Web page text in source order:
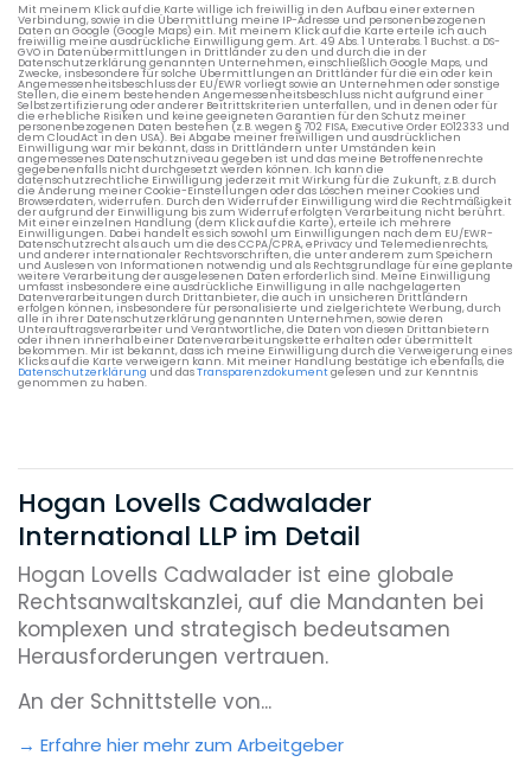
Mit meinem Klick auf die Karte willige ich freiwillig in den Aufbau einer externen
Verbindung, sowie in die Übermittlung meine IP-Adresse und personenbezogenen
Daten an Google (Google Maps) ein. Mit meinem Klick auf die Karte erteile ich auch
freiwillig meine ausdrückliche Einwilligung gem. Art. 49 Abs. 1 Unterabs. 1 Buchst. a DS-
GVO in Datenübermittlungen in Drittländer zu den und durch die in der
Datenschutzerklärung genannten Unternehmen, einschließlich Google Maps, und
Zwecke, insbesondere für solche Übermittlungen an Drittländer für die ein oder kein
Angemessenheitsbeschluss der EU/EWR vorliegt sowie an Unternehmen oder sonstige
Stellen, die einem bestehenden Angemessenheitsbeschluss nicht aufgrund einer
Selbstzertifizierung oder anderer Beitrittskriterien unterfallen, und in denen oder für
die erhebliche Risiken und keine geeigneten Garantien für den Schutz meiner
personenbezogenen Daten bestehen (z.B. wegen § 702 FISA, Executive Order EO12333 und
dem CloudAct in den USA). Bei Abgabe meiner freiwilligen und ausdrücklichen
Einwilligung war mir bekannt, dass in Drittländern unter Umständen kein
angemessenes Datenschutzniveau gegeben ist und das meine Betroffenenrechte
gegebenenfalls nicht durchgesetzt werden können. Ich kann die
datenschutzrechtliche Einwilligung jederzeit mit Wirkung für die Zukunft, z.B. durch
die Änderung meiner Cookie-Einstellungen oder das Löschen meiner Cookies und
Browserdaten, widerrufen. Durch den Widerruf der Einwilligung wird die Rechtmäßigkeit
der aufgrund der Einwilligung bis zum Widerruf erfolgten Verarbeitung nicht berührt.
Mit einer einzelnen Handlung (dem Klick auf die Karte), erteile ich mehrere
Einwilligungen. Dabei handelt es sich sowohl um Einwilligungen nach dem EU/EWR-
Datenschutzrecht als auch um die des CCPA/CPRA, ePrivacy und Telemedienrechts,
und anderer internationaler Rechtsvorschriften, die unter anderem zum Speichern
und Auslesen von Informationen notwendig und als Rechtsgrundlage für eine geplante
weitere Verarbeitung der ausgelesenen Daten erforderlich sind. Meine Einwilligung
umfasst insbesondere eine ausdrückliche Einwilligung in alle nachgelagerten
Datenverarbeitungen durch Drittanbieter, die auch in unsicheren Drittländern
erfolgen können, insbesondere für personalisierte und zielgerichtete Werbung, durch
alle in ihrer Datenschutzerklärung genannten Unternehmen, sowie deren
Unterauftragsverarbeiter und Verantwortliche, die Daten von diesen Drittanbietern
oder ihnen innerhalb einer Datenverarbeitungskette erhalten oder übermittelt
bekommen. Mir ist bekannt, dass ich meine Einwilligung durch die Verweigerung eines
Klicks auf die Karte verweigern kann. Mit meiner Handlung bestätige ich ebenfalls, die
Datenschutzerklärung und dasTransparenzdokumentgelesen und zur Kenntnis
genommen zu haben.
Hogan Lovells Cadwalader
International LLP im Detail
Hogan Lovells Cadwalader ist eine globale
Rechtsanwaltskanzlei, auf die Mandanten bei
komplexen und strategisch bedeutsamen
Herausforderungen vertrauen.
An der Schnittstelle von...
Erfahre hier mehr zum Arbeitgeber